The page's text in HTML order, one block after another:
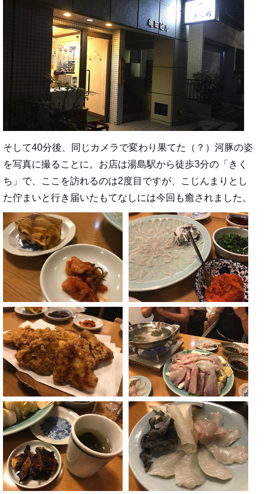
そして40分後、同じカメラで変わり果てた（？）河豚の姿
を写真に撮ることに。お店は湯島駅から徒歩3分の「きく
ち」で、ここを訪れるのは2度目ですが、こじんまりとし
た佇まいと行き届いたもてなしには今回も癒されました。